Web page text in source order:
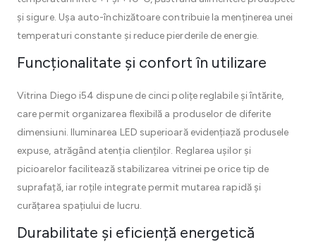
și sigure. Ușa auto-închizătoare contribuie la menținerea unei
temperaturi constante și reduce pierderile de energie.
Funcționalitate și confort în utilizare
Vitrina Diego i54 dispune de cinci polițe reglabile și întărite,
care permit organizarea flexibilă a produselor de diferite
dimensiuni. Iluminarea LED superioară evidențiază produsele
expuse, atrăgând atenția clienților. Reglarea ușilor și
picioarelor facilitează stabilizarea vitrinei pe orice tip de
suprafață, iar roțile integrate permit mutarea rapidă și
curățarea spațiului de lucru.
Durabilitate și eficiență energetică